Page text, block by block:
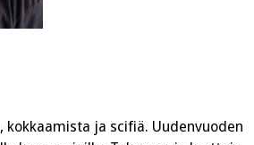
ja scifiä. Uudenvuoden